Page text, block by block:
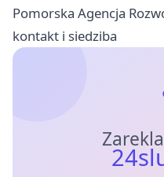
Pomorska Agencja
kontakt i siedziba